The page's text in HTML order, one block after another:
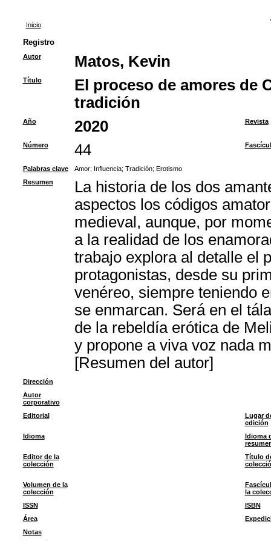
Inicio
Registro
Autor Matos, Kevin
Título
El proceso de amores de
tradición
Año 2020 Revista
Número 44
Palabras clave Amor; Influencia; Tradición; Erotismo
Resumen
La historia de los dos
aspectos los códigos
medieval, aunque, por
a la realidad de los
trabajo explora al detalle el
protagonistas, desde su
venéreo, siempre teniendo
se enmarcan. Será en el
de la rebeldía erótica de
y propone a viva voz nada
[Resumen del autor]
Dirección
Autor
corporativo
Editorial
Lugar
edición
Idioma
Idioma
Editor de la
colección
Título
Volumen de la
colección
la
ISSN
ISBN
Área
Notas